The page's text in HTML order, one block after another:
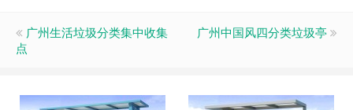
广州生活垃圾分类集中收集
点
广州中国风四分类垃圾亭